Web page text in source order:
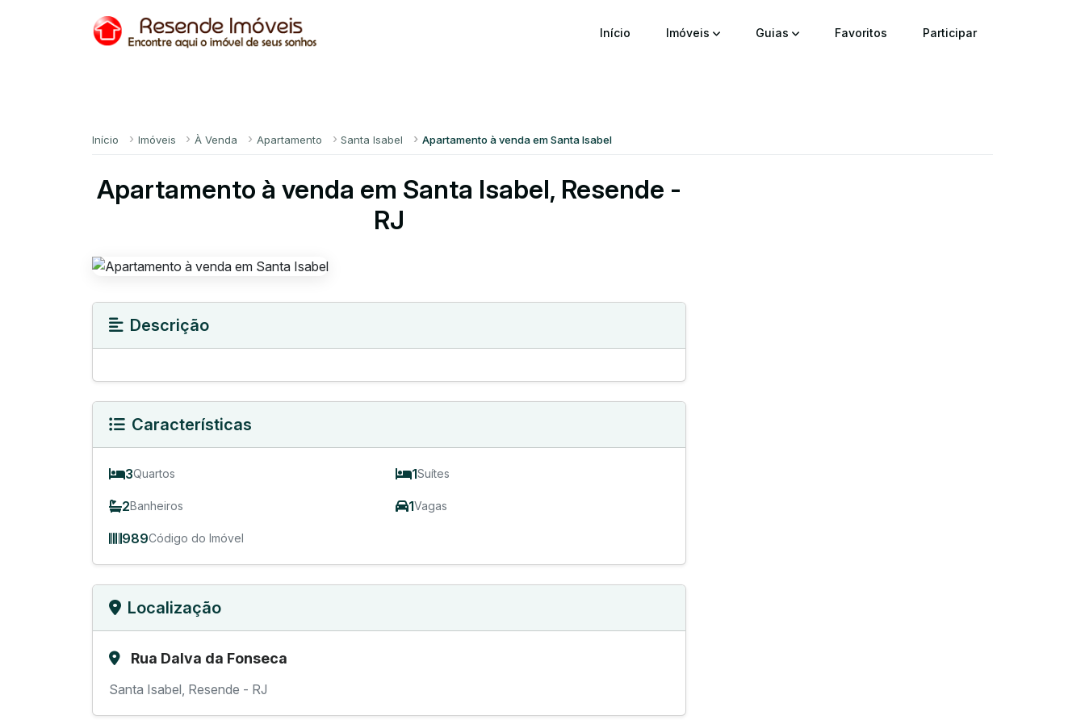
Início Imóveis Guias Favoritos Participar
Início Imóveis À Venda Apartamento Santa Isabel Apartamento à venda em Santa Isabel
Apartamento à venda em Santa Isabel, Resende -
RJ
Descrição
Características
3Quartos 1Suítes
2Banheiros 1Vagas
989Código do Imóvel
Localização
Rua Dalva da Fonseca
Santa Isabel, Resende - RJ